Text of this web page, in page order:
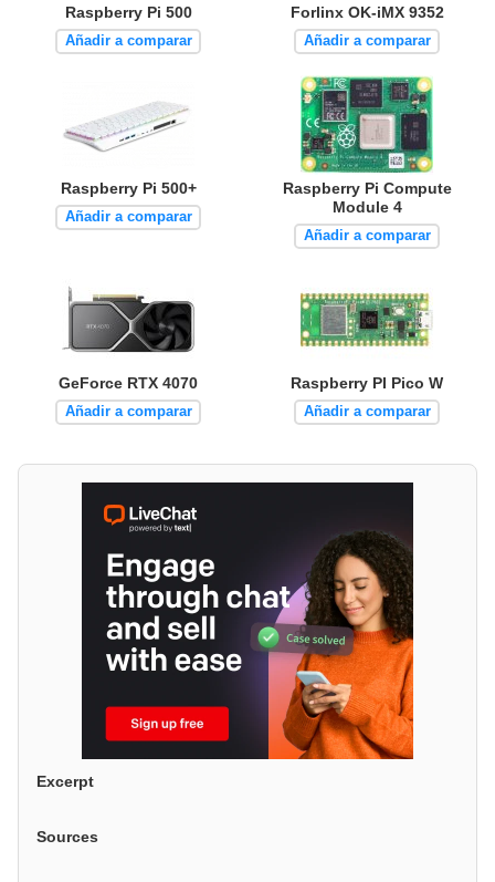
Raspberry Pi 500
Añadir a comparar
Forlinx OK-iMX 9352
Añadir a comparar
Raspberry Pi 500+
Añadir a comparar
Raspberry Pi Compute
Module 4
Añadir a comparar
GeForce RTX 4070
Añadir a comparar
Raspberry PI Pico W
Añadir a comparar
Excerpt
Sources